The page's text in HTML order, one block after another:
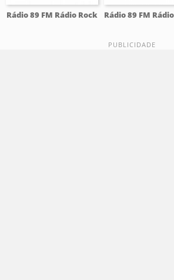
Rádio 89 FM Rádio Rock